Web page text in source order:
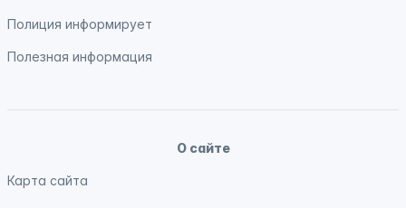
Полиция информирует
Полезная информация
О сайте
Карта сайта